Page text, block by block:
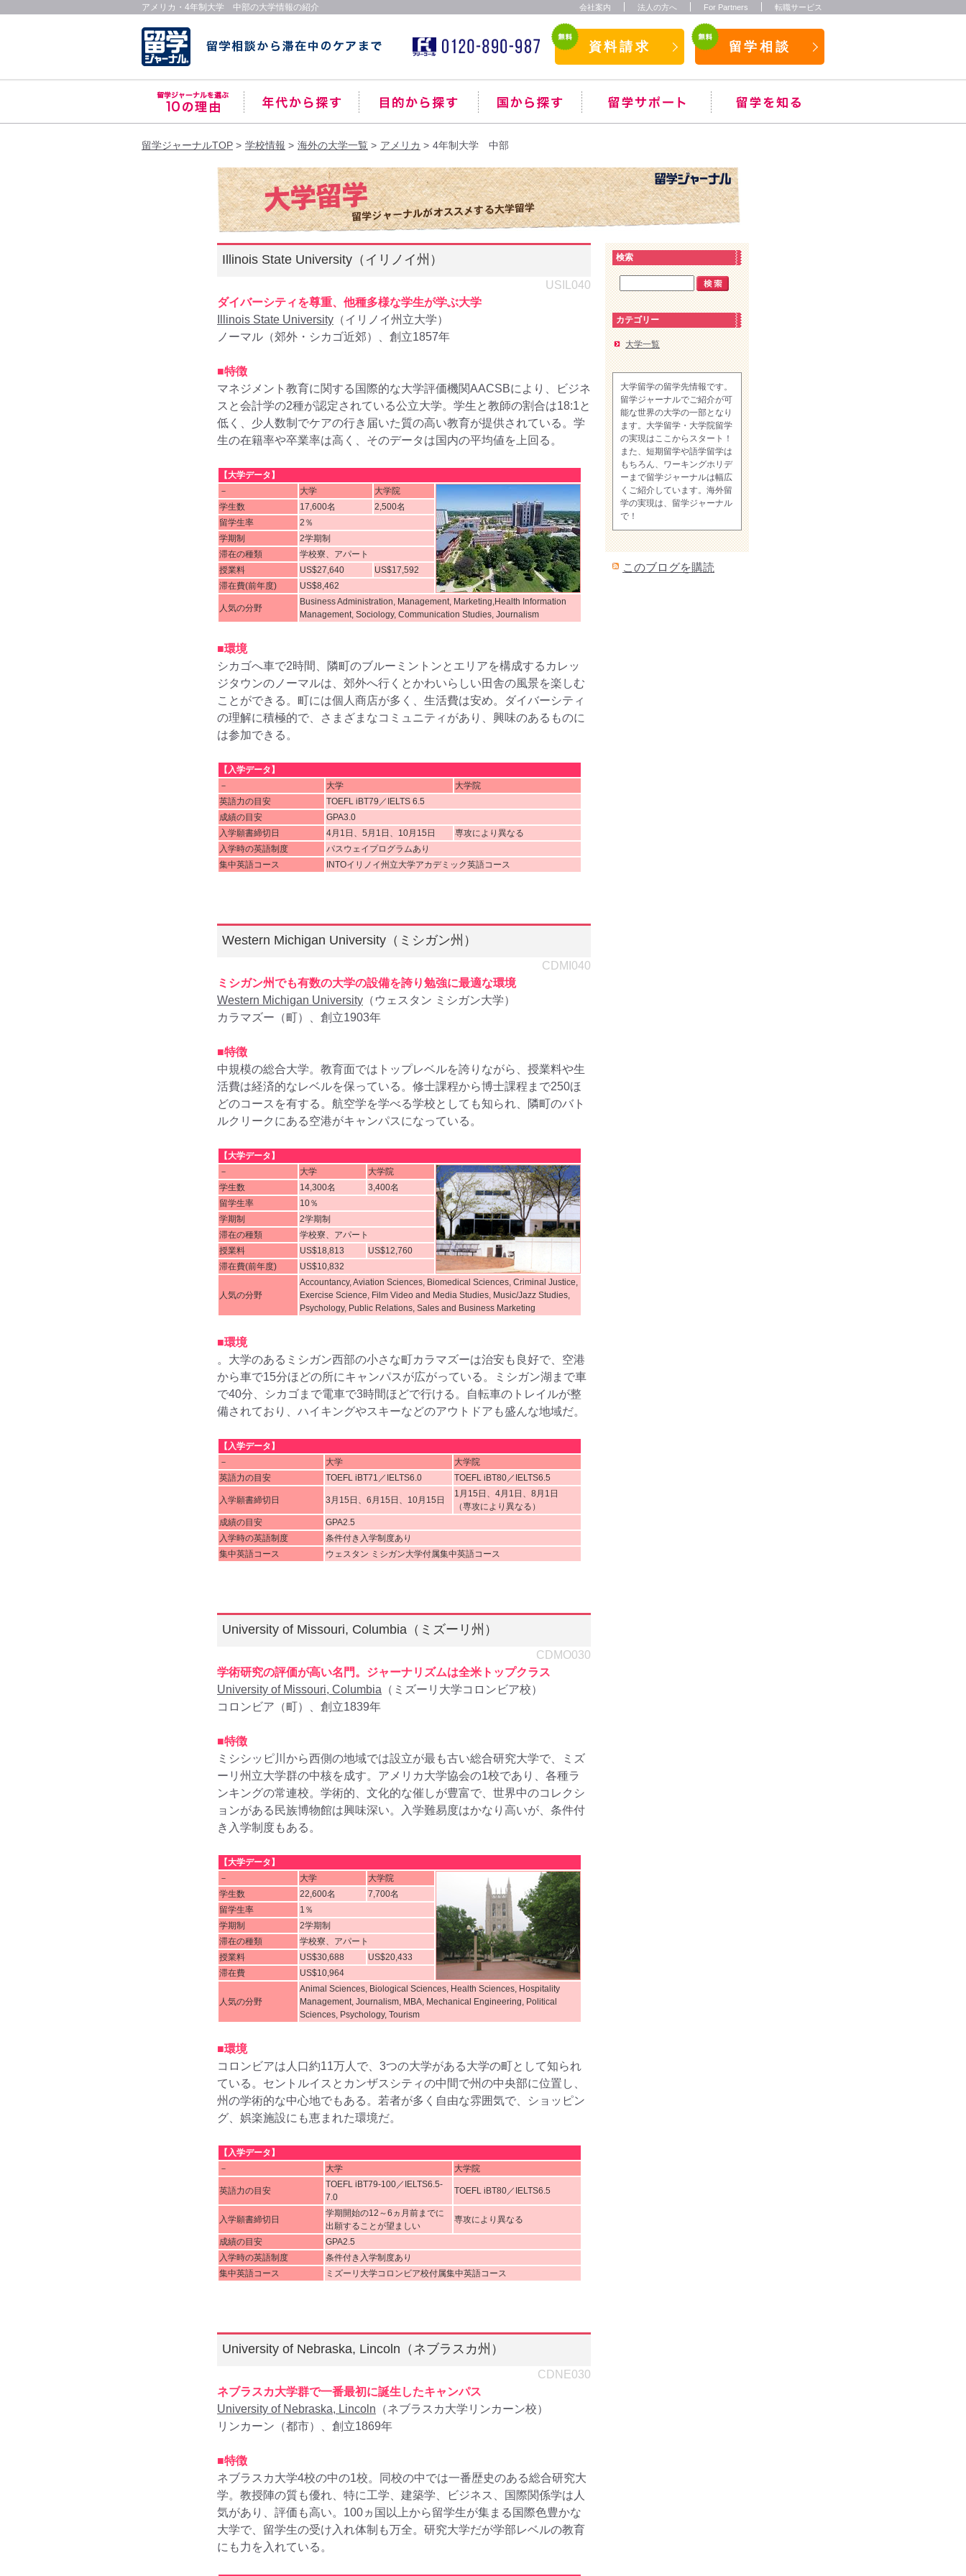
アメリカ・4年制大学 中部の大学情報の紹介 会社案内 法人の方へ For Partners 転職サービス
資料請求 留学相談
留学ジャーナルTOP 学校情報 海外の大学一覧 アメリカ 4年制大学 中部
Illinois State University（イリノイ州）
USIL040
ダイバーシティを尊重、他種多様な学生が学ぶ大学
Illinois State University （イリノイ州立大学）
ノーマル（郊外・シカゴ近郊）、創立1857年
■特徴
マネジメント教育に関する国際的な大学評価機関AACSBにより、ビジネ
スと会計学の2種が認定されている公立大学。学生と教師の割合は18:1と
低く、少人数制でケアの行き届いた質の高い教育が提供されている。学
生の在籍率や卒業率は高く、そのデータは国内の平均値を上回る。
【大学データ】
－
大学
大学院
学生数
17,600名
2,500名
留学生率
2％
学期制
2学期制
滞在の種類
学校寮、アパート
授業料
US$27,640
US$17,592
滞在費(前年度)
US$8,462
人気の分野
Business Administration, Management, Marketing,Health Information
Management, Sociology, Communication Studies, Journalism
■環境
シカゴへ車で2時間、隣町のブルーミントンとエリアを構成するカレッ
ジタウンのノーマルは、郊外へ行くとかわいらしい田舎の風景を楽しむ
ことができる。町には個人商店が多く、生活費は安め。ダイバーシティ
の理解に積極的で、さまざまなコミュニティがあり、興味のあるものに
は参加できる。
【入学データ】
－
大学
大学院
英語力の目安
TOEFL iBT79／IELTS 6.5
成績の目安
GPA3.0
入学願書締切日
4月1日、5月1日、10月15日
専攻により異なる
入学時の英語制度
パスウェイプログラムあり
集中英語コース
INTOイリノイ州立大学アカデミック英語コース
Western Michigan University（ミシガン州）
CDMI040
ミシガン州でも有数の大学の設備を誇り勉強に最適な環境
Western Michigan University （ウェスタン ミシガン大学）
カラマズー（町）、創立1903年
■特徴
中規模の総合大学。教育面ではトップレベルを誇りながら、授業料や生
活費は経済的なレベルを保っている。修士課程から博士課程まで250ほ
どのコースを有する。航空学を学べる学校としても知られ、隣町のバト
ルクリークにある空港がキャンパスになっている。
【大学データ】
－
大学
大学院
学生数
14,300名
3,400名
留学生率
10％
学期制
2学期制
滞在の種類
学校寮、アパート
授業料
US$18,813
US$12,760
滞在費(前年度)
US$10,832
人気の分野
Accountancy, Aviation Sciences, Biomedical Sciences, Criminal Justice,
Exercise Science, Film Video and Media Studies, Music/Jazz Studies,
Psychology, Public Relations, Sales and Business Marketing
■環境
。大学のあるミシガン西部の小さな町カラマズーは治安も良好で、空港
から車で15分ほどの所にキャンパスが広がっている。ミシガン湖まで車
で40分、シカゴまで電車で3時間ほどで行ける。自転車のトレイルが整
備されており、ハイキングやスキーなどのアウトドアも盛んな地域だ。
【入学データ】
－
大学
大学院
英語力の目安
TOEFL iBT71／IELTS6.0 TOEFL iBT80／IELTS6.5
入学願書締切日 3月15日、6月15日、10月15日
1月15日、4月1日、8月1日
（専攻により異なる）
成績の目安
GPA2.5
入学時の英語制度
条件付き入学制度あり
集中英語コース
ウェスタン ミシガン大学付属集中英語コース
University of Missouri, Columbia（ミズーリ州）
CDMO030
学術研究の評価が高い名門。ジャーナリズムは全米トップクラス
University of Missouri, Columbia （ミズーリ大学コロンビア校）
コロンビア（町）、創立1839年
■特徴
ミシシッピ川から西側の地域では設立が最も古い総合研究大学で、ミズ
ーリ州立大学群の中核を成す。アメリカ大学協会の1校であり、各種ラ
ンキングの常連校。学術的、文化的な催しが豊富で、世界中のコレクシ
ョンがある民族博物館は興味深い。入学難易度はかなり高いが、条件付
き入学制度もある。
【大学データ】
－
大学
大学院
学生数
22,600名
7,700名
留学生率
1％
学期制
2学期制
滞在の種類
学校寮、アパート
授業料
US$30,688
US$20,433
滞在費
US$10,964
人気の分野
Animal Sciences, Biological Sciences, Health Sciences, Hospitality
Management, Journalism, MBA, Mechanical Engineering, Political
Sciences, Psychology, Tourism
■環境
コロンビアは人口約11万人で、3つの大学がある大学の町として知られ
ている。セントルイスとカンザスシティの中間で州の中央部に位置し、
州の学術的な中心地でもある。若者が多く自由な雰囲気で、ショッピン
グ、娯楽施設にも恵まれた環境だ。
【入学データ】
－
大学 大学院
英語力の目安
TOEFL iBT79-100／IELTS6.5-
7.0
TOEFL iBT80／IELTS6.5
入学願書締切日
学期開始の12～6ヵ月前までに
出願することが望ましい
専攻により異なる
成績の目安
GPA2.5
入学時の英語制度
条件付き入学制度あり
集中英語コース
ミズーリ大学コロンビア校付属集中英語コース
University of Nebraska, Lincoln（ネブラスカ州）
CDNE030
ネブラスカ大学群で一番最初に誕生したキャンパス
University of Nebraska, Lincoln （ネブラスカ大学リンカーン校）
リンカーン（都市）、創立1869年
■特徴
ネブラスカ大学4校の中の1校。同校の中では一番歴史のある総合研究大
学。教授陣の質も優れ、特に工学、建築学、ビジネス、国際関係学は人
気があり、評価も高い。100ヵ国以上から留学生が集まる国際色豊かな
大学で、留学生の受け入れ体制も万全。研究大学だが学部レベルの教育
にも力を入れている。
検索
カテゴリー
大学一覧
大学留学の留学先情報です。
留学ジャーナルでご紹介が可
能な世界の大学の一部となり
ます。大学留学・大学院留学
の実現はここからスタート！
また、短期留学や語学留学は
もちろん、ワーキングホリデ
ーまで留学ジャーナルは幅広
くご紹介しています。海外留
学の実現は、留学ジャーナル
で！
このブログを購読